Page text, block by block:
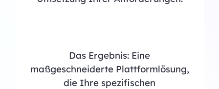
Das Ergebnis: Eine
maßgeschneiderte Plattformlösung,
die Ihre spezifischen